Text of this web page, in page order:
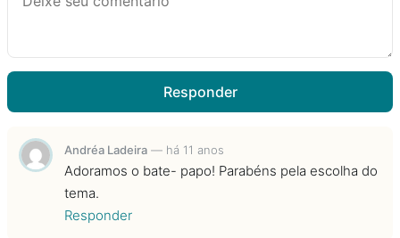
Responder
Andréa Ladeira — há 11 anos
Adoramos o bate- papo! Parabéns pela escolha do
tema.
Responder